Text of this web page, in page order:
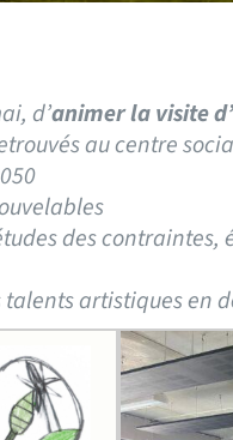
d’animer la visite
au centre
des
artistiques en